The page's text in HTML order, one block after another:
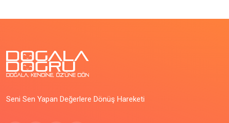
Seni Sen Yapan Değerlere Dönüş Hareketi